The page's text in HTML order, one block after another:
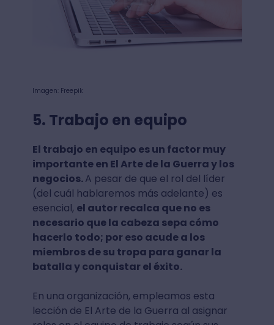
Imagen: Freepik
5. Trabajo en equipo
El trabajo en equipo es un factor muy
importante en El Arte de la Guerra y los
negocios.A pesar de que el rol del líder
(del cuál hablaremos más adelante) es
esencial, el autor recalca que no es
necesario que la cabeza sepa cómo
hacerlo todo; por eso acude a los
miembros de su tropa para ganar la
batalla y conquistar el éxito.
En una organización, empleamos esta
lección de El Arte de la Guerra al asignar